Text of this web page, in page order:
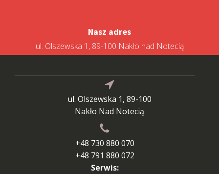
Nasz adres
ul. Olszewska 1, 89-100 Nakło nad Notecią
ul. Olszewska 1, 89-100
Nakło Nad Notecią
+48 730 880 070
+48 791 880 072
Serwis: